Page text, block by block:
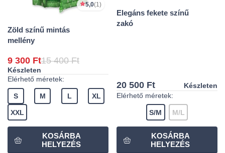
5,0(1)
Zöld színű mintás
mellény
9 300 Ft15 400 Ft
Készleten
Elérhető méretek:
S M L XL
XXL
Elegáns fekete színű
zakó
20 500 Ft
Készleten
Elérhető méretek:
S/M M/L